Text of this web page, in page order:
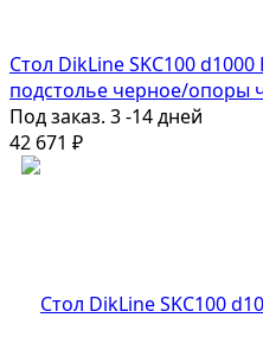
Стол DikLine SKC100
подстолье черное/опоры
Под заказ. 3 -14 дней
42 671 ₽